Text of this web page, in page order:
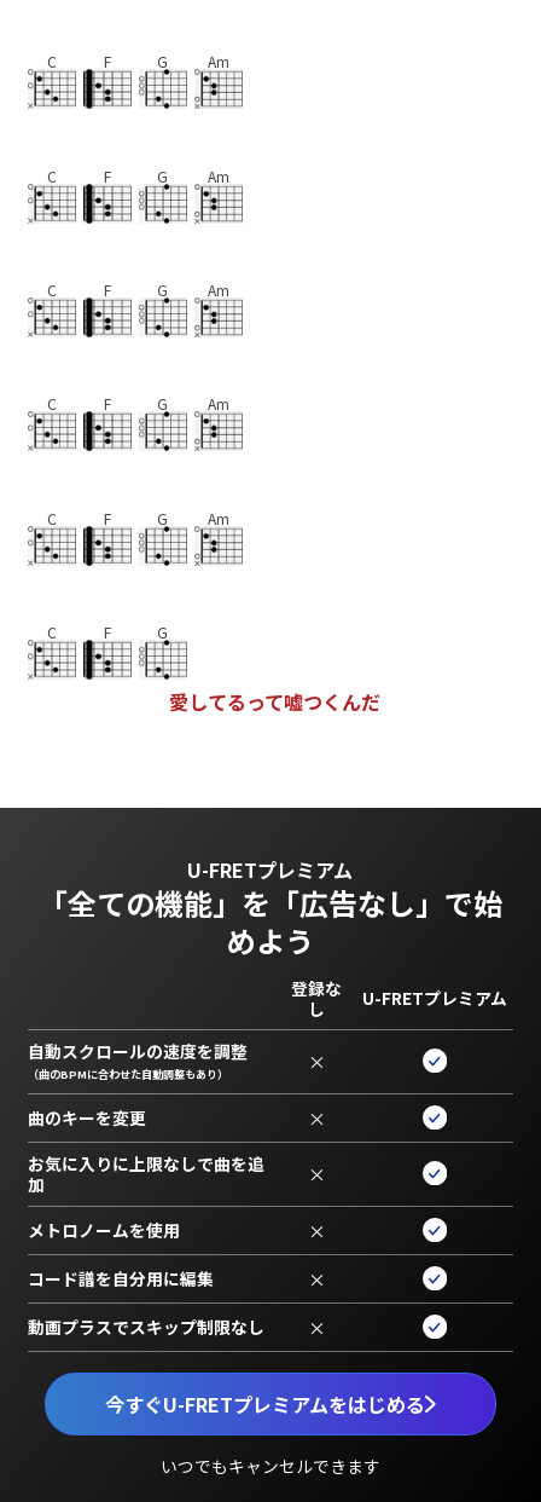
C F G Am
C F G Am
C F G Am
C F G Am
C F G Am
C F G
愛してるって嘘つく んだ
U-FRETプレミアム
「全ての機能」を 「広告なし」で始
めよう
今すぐU-FRETプレミアムをはじめる
いつでもキャンセルできます
登録な
し
U-FRETプレミアム
自動スクロールの速度を調整
（曲のBPMに合わせた自動調整もあり） ×
曲のキーを変更 ×
お気に入りに上限なしで曲を追
加
×
メトロノームを使用 ×
コード譜を自分用に編集 ×
動画プラスでスキップ制限なし ×